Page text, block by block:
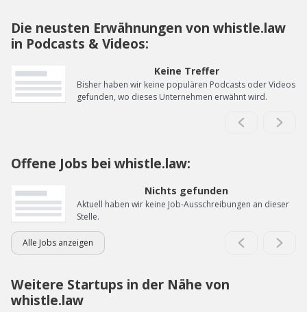
Die neusten Erwähnungen von whistle.law
in Podcasts & Videos:
Keine Treffer
Bisher haben wir keine populären Podcasts oder Videos
gefunden, wo dieses Unternehmen erwähnt wird.
Offene Jobs bei whistle.law:
Nichts gefunden
Aktuell haben wir keine Job-Ausschreibungen an dieser
Stelle.
Alle Jobs anzeigen
Weitere Startups in der Nähe von
whistle.law